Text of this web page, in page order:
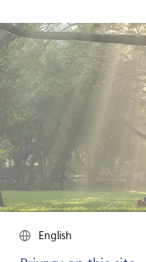
English